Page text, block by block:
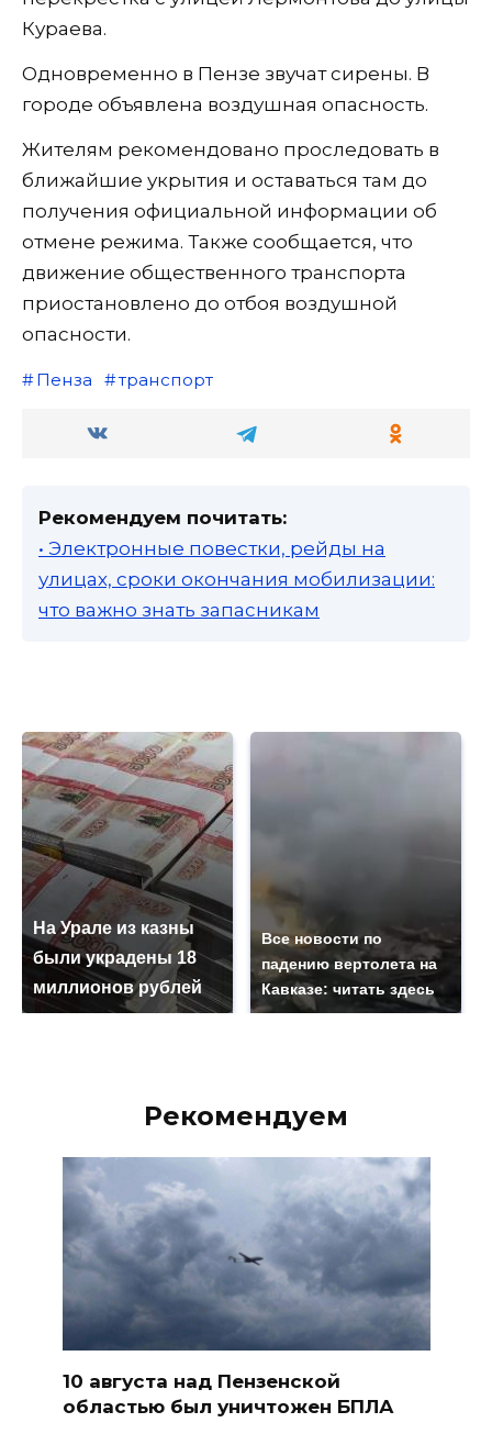
Кураева.
Одновременно в Пензе звучат сирены. В
городе объявлена воздушная опасность.
Жителям рекомендовано проследовать в
ближайшие укрытия и оставаться там до
получения официальной информации об
отмене режима. Также сообщается, что
движение общественного транспорта
приостановлено до отбоя воздушной
опасности.
Пенза транспорт
Рекомендуем почитать:
• Электронные повестки, рейды на
улицах, сроки окончания мобилизации:
что важно знать запасникам
На Урале из казны
были украдены 18
миллионов рублей
Все новости по
падению вертолета на
Кавказе: читать здесь
Рекомендуем
10 августа над Пензенской
областью был уничтожен БПЛА